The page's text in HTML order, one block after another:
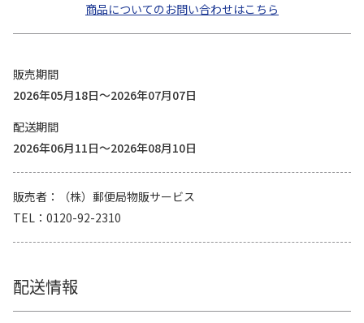
商品についてのお問い合わせはこちら
販売期間
2026年05月18日～2026年07月07日
配送期間
2026年06月11日～2026年08月10日
販売者
（株）郵便局物販サービス
TEL
0120-92-2310
配送情報